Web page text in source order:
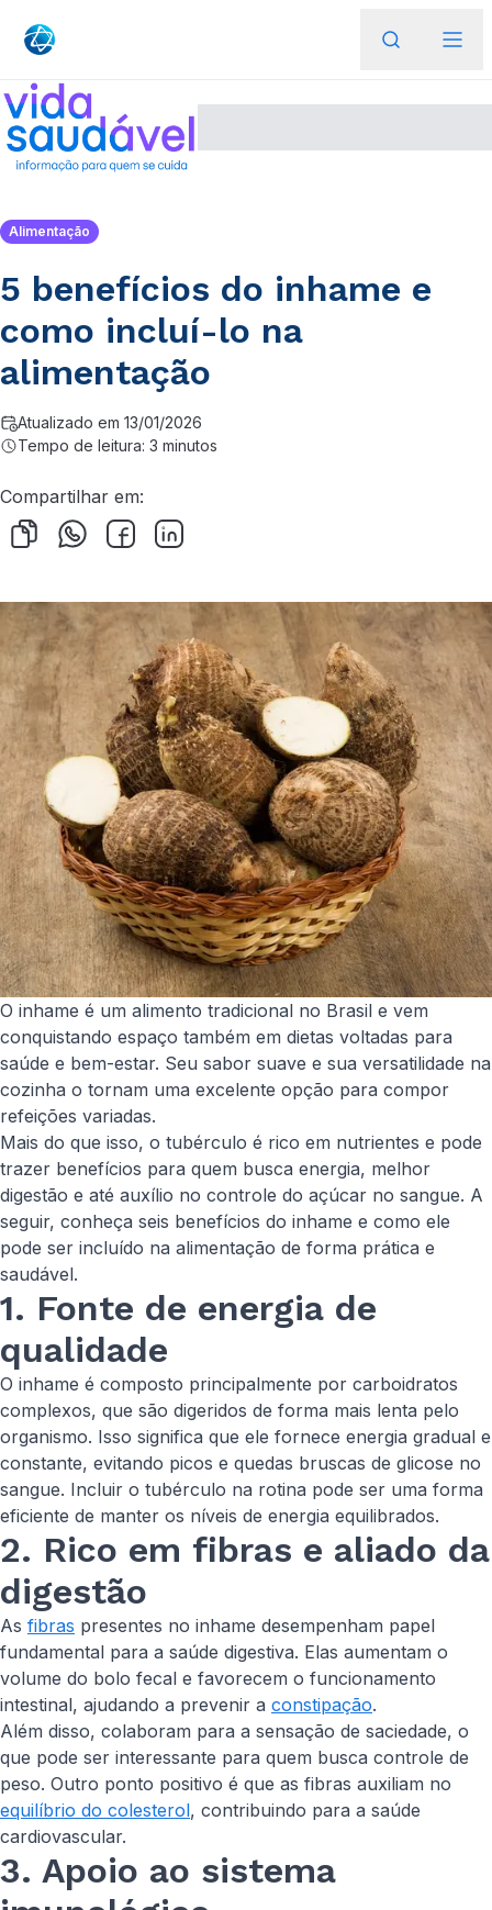
Alimentação
5 benefícios do inhame e
como incluí-lo na
alimentação
Atualizado em 13/01/2026
Tempo de leitura: 3 minutos
Compartilhar em:
O inhame é um alimento tradicional no Brasil e vem
conquistando espaço também em dietas voltadas para
saúde e bem-estar. Seu sabor suave e sua versatilidade na
cozinha o tornam uma excelente opção para compor
refeições variadas.
Mais do que isso, o tubérculo é rico em nutrientes e pode
trazer benefícios para quem busca energia, melhor
digestão e até auxílio no controle do açúcar no sangue. A
seguir, conheça seis benefícios do inhame e como ele
pode ser incluído na alimentação de forma prática e
saudável.
1. Fonte de energia de
qualidade
O inhame é composto principalmente por carboidratos
complexos, que são digeridos de forma mais lenta pelo
organismo. Isso significa que ele fornece energia gradual e
constante, evitando picos e quedas bruscas de glicose no
sangue. Incluir o tubérculo na rotina pode ser uma forma
eficiente de manter os níveis de energia equilibrados.
2. Rico em fibras e aliado da
digestão
As fibras presentes no inhame desempenham papel
fundamental para a saúde digestiva. Elas aumentam o
volume do bolo fecal e favorecem o funcionamento
intestinal, ajudando a prevenir a constipação.
Além disso, colaboram para a sensação de saciedade, o
que pode ser interessante para quem busca controle de
peso. Outro ponto positivo é que as fibras auxiliam no
equilíbrio do colesterol, contribuindo para a saúde
cardiovascular.
3. Apoio ao sistema